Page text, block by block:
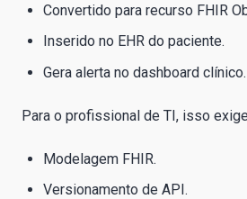
Convertido para recurso FHIR
Inserido no EHR do paciente.
Gera alerta no dashboard clínico.
Para o profissional de TI, isso
Modelagem FHIR.
Versionamento de API.